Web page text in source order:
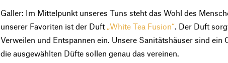
Galler: Im Mittelpunkt unseres Tuns steht das Wohl des
unserer Favoriten ist der Duft „White Tea Fusion“. Der Duft
Verweilen und Entspannen ein. Unsere Sanitätshäuser sind
die ausgewählten Düfte sollen genau das vereinen.